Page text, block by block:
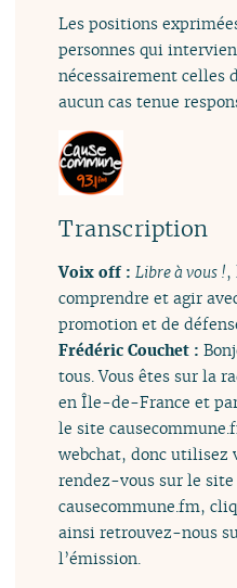
Les positions
personnes qui
nécessairement celles
aucun cas tenue
Transcription
Voix off :Libre à vous !,
comprendre et agir
promotion et de
Frédéric Couchet :
tous. Vous êtes sur la
en Île-de-France et
le site
webchat, donc utilisez
rendez-vous sur le
causecommune.fm,
ainsi retrouvez-nous
l’émission.